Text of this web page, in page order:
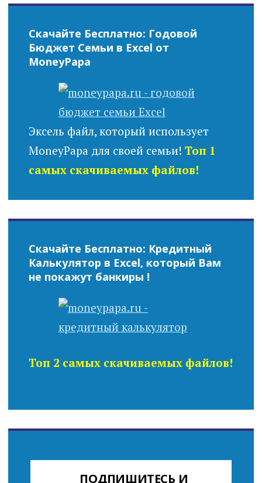
Скачайте Бесплатно: Годовой
Бюджет Семьи в Excel от
MoneyPapa
Эксель файл, который использует
MoneyPapa для своей семьи! Топ 1
самых скачиваемых файлов!
Скачайте Бесплатно: Кредитный
Калькулятор в Excel, который Вам
не покажут банкиры !
Топ 2 самых скачиваемых файлов!
ПОДПИШИТЕСЬ И